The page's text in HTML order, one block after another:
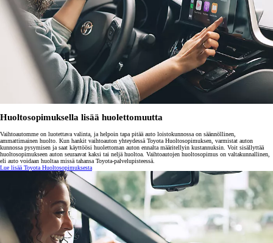
Huoltosopimuksella lisää huolettomuutta
Vaihtoautomme on luotettava valinta, ja helpoin tapa pitää auto loistokunnossa on säännöllinen,
ammattimainen huolto. Kun hankit vaihtoauton yhteydessä Toyota Huoltosopimuksen, varmistat auton
kunnossa pysymisen ja saat käyttöösi huolettoman auton ennalta määritellyin kustannuksin. Voit sisällyttää
huoltosopimukseen auton seuraavat kaksi tai neljä huoltoa. Vaihtoautojen huoltosopimus on valtakunnallinen,
eli auto voidaan huoltaa missä tahansa Toyota-palvelupisteessä.
Lue lisää Toyota Huoltosopimuksesta